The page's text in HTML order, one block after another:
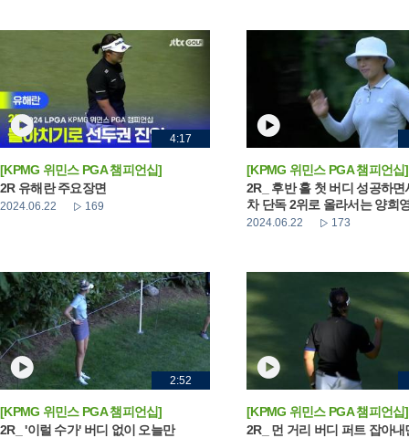
4:17
[KPMG 위민스 PGA 챔피언십]
2R 유해란 주요장면
2024.06.22 169
[KPMG 위민스 PGA 챔피언십]
2R_ 후반 홀 첫 버디 성공하면
차 단독 2위로 올라서는 양희
2024.06.22 173
2:52
[KPMG 위민스 PGA 챔피언십]
2R_ '이럴 수가' 버디 없이 오늘만
[KPMG 위민스 PGA 챔피언십]
2R_ 먼 거리 버디 퍼트 잡아내